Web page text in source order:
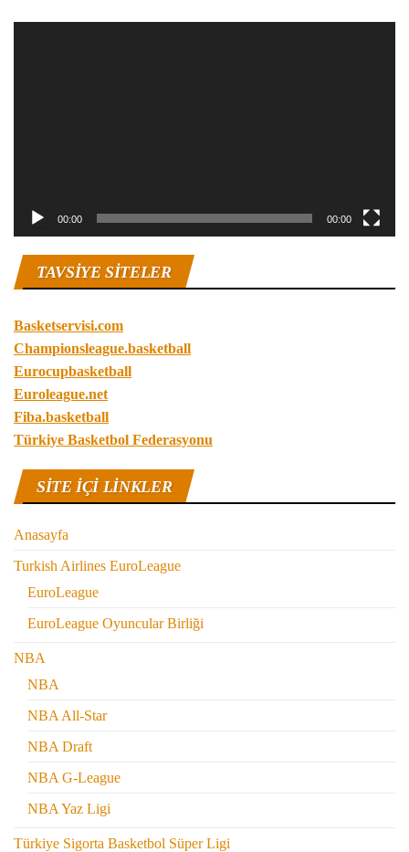
00:00 00:00
TAVSIYE SITELER
Basketservisi.com
Championsleague.basketball
Eurocupbasketball
Euroleague.net
Fiba.basketball
Türkiye Basketbol Federasyonu
SITE IÇI LINKLER
Anasayfa
Turkish Airlines EuroLeague
EuroLeague
EuroLeague Oyuncular Birliği
NBA
NBA
NBA All-Star
NBA Draft
NBA G-League
NBA Yaz Ligi
Türkiye Sigorta Basketbol Süper Ligi